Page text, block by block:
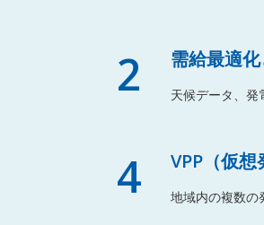
2 需給最適
天候データ、発
4 VPP（仮
地域内の複数の